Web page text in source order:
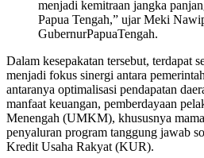
menjadi kemitraan jangka
Papua Tengah,” ujar Meki
GubernurPapuaTengah.
Dalam kesepakatan tersebut, terdapat
menjadi fokus sinergi antara
antaranya optimalisasi pendapatan
manfaat keuangan, pemberdayaan
Menengah (UMKM), khususnya
penyaluran program tanggung jawab
Kredit Usaha Rakyat (KUR).